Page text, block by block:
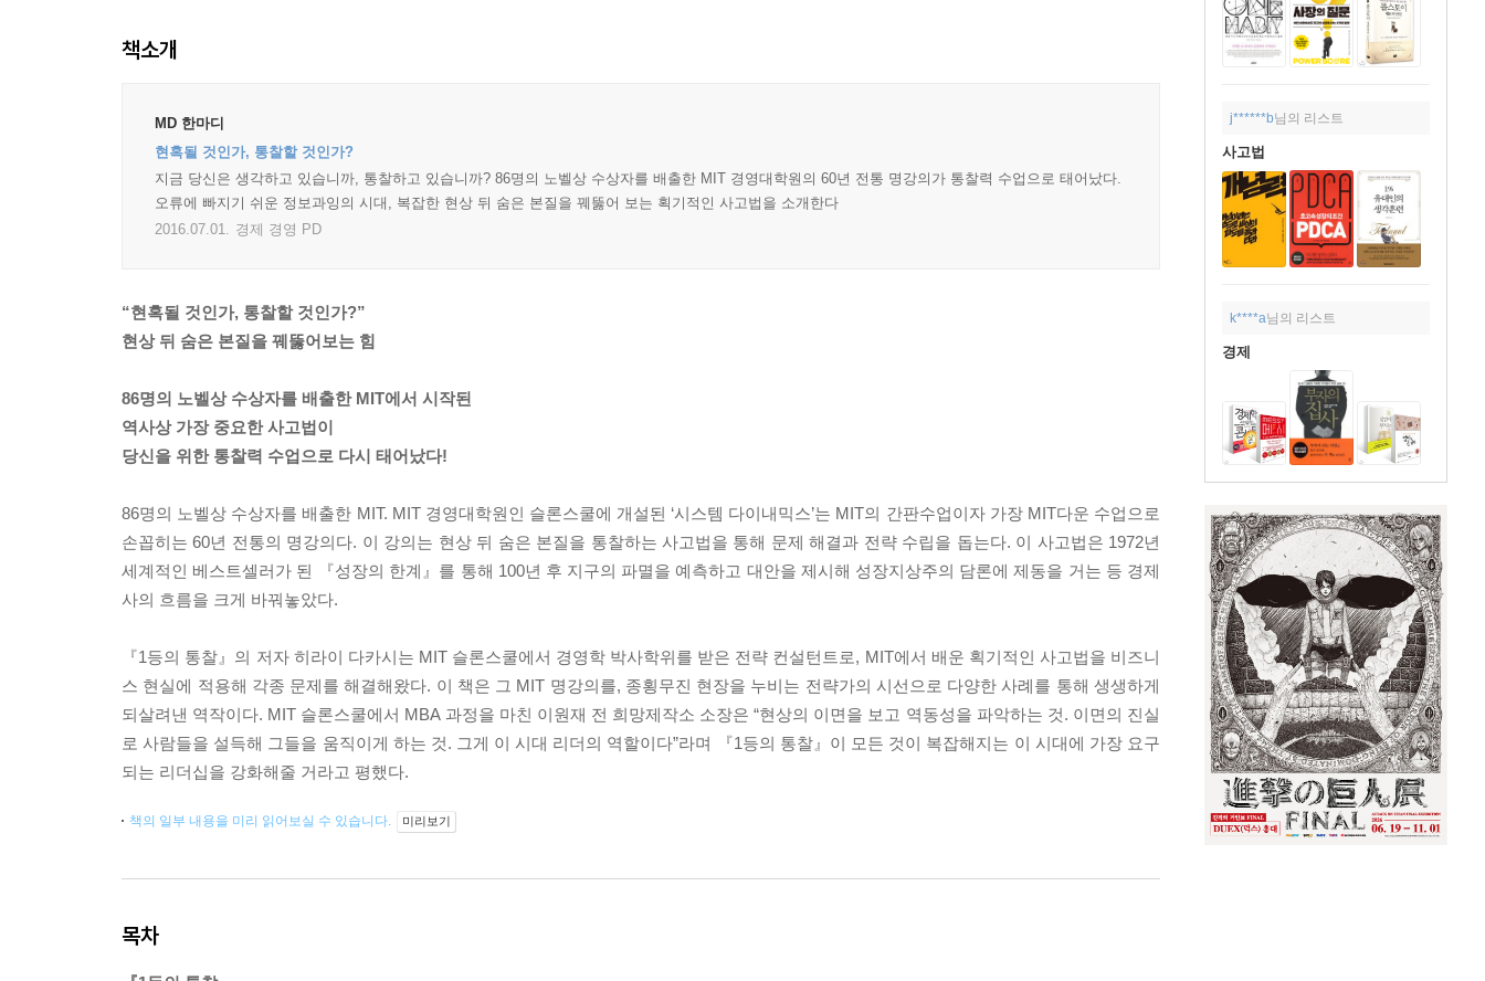
j******b님의 리스트
사고법
k****a님의 리스트
경제
책소개
MD 한마디
현혹될 것인가, 통찰할 것인가?
지금 당신은 생각하고 있습니까, 통찰하고 있습니까? 86명의 노벨상 수상자를 배출한 MIT 경영대학원의 60년 전통 명강의가 통찰력 수업으로 태어났다.
오류에 빠지기 쉬운 정보과잉의 시대, 복잡한 현상 뒤 숨은 본질을 꿰뚫어 보는 획기적인 사고법을 소개한다
2016.07.01. 경제 경영 PD
“현혹될 것인가, 통찰할 것인가?”
현상 뒤 숨은 본질을 꿰뚫어보는 힘
86명의 노벨상 수상자를 배출한 MIT에서 시작된
역사상 가장 중요한 사고법이
당신을 위한 통찰력 수업으로 다시 태어났다!
86명의 노벨상 수상자를 배출한 MIT. MIT 경영대학원인 슬론스쿨에 개설된 ‘시스템 다이내믹스’는 MIT의 간판수업이자 가장 MIT다운 수업으로
손꼽히는 60년 전통의 명강의다. 이 강의는 현상 뒤 숨은 본질을 통찰하는 사고법을 통해 문제 해결과 전략 수립을 돕는다. 이 사고법은 1972년
세계적인 베스트셀러가 된 『성장의 한계』를 통해 100년 후 지구의 파멸을 예측하고 대안을 제시해 성장지상주의 담론에 제동을 거는 등 경제
사의 흐름을 크게 바꿔놓았다.
『1등의 통찰』의 저자 히라이 다카시는 MIT 슬론스쿨에서 경영학 박사학위를 받은 전략 컨설턴트로, MIT에서 배운 획기적인 사고법을 비즈니
스 현실에 적용해 각종 문제를 해결해왔다. 이 책은 그 MIT 명강의를, 종횡무진 현장을 누비는 전략가의 시선으로 다양한 사례를 통해 생생하게
되살려낸 역작이다. MIT 슬론스쿨에서 MBA 과정을 마친 이원재 전 희망제작소 소장은 “현상의 이면을 보고 역동성을 파악하는 것. 이면의 진실
로 사람들을 설득해 그들을 움직이게 하는 것. 그게 이 시대 리더의 역할이다”라며 『1등의 통찰』이 모든 것이 복잡해지는 이 시대에 가장 요구
되는 리더십을 강화해줄 거라고 평했다.
책의 일부 내용을 미리 읽어보실 수 있습니다. 미리보기
목차